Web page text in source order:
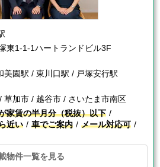
東1-1-1ハートランドビル3F
美園駅 / 東川口駅 / 戸塚安行駅
草加市 / 越谷市 / さいたま市南区
家賃の半月分（税抜）以下
近い 車でご案内
メール対応可
物件一覧を見る